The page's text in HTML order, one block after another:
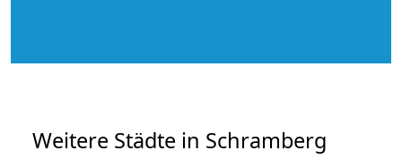
Weitere Städte in Schramberg